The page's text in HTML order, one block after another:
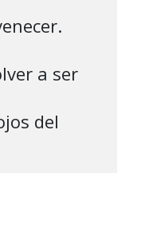
a ser
del